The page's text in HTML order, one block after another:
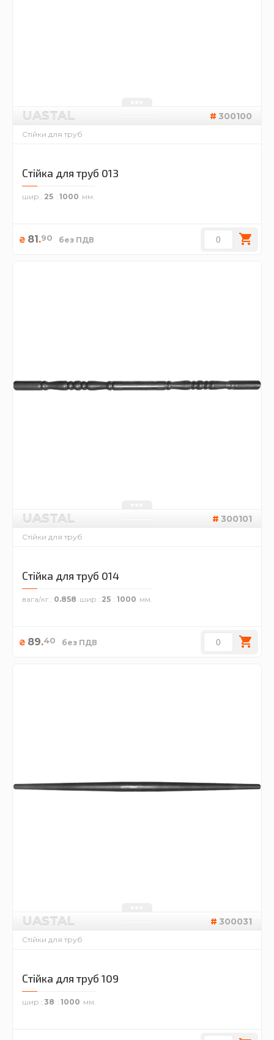
UASTAL 300100
Стійки для труб
Стійка для труб 013
шир. 25 1000
₴ 81.90 без ПДВ
UASTAL 300101
Стійки для труб
Стійка для труб 014
вага/кг. 0.858 шир. 25 1000
₴ 89.40 без ПДВ
UASTAL 300031
Стійки для труб
Стійка для труб 109
шир. 38 1000